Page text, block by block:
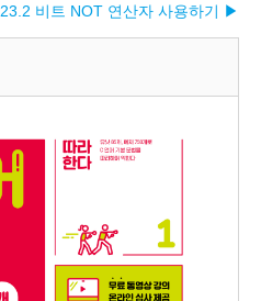
23.2 비트 NOT 연산자 사용하기 ▶︎